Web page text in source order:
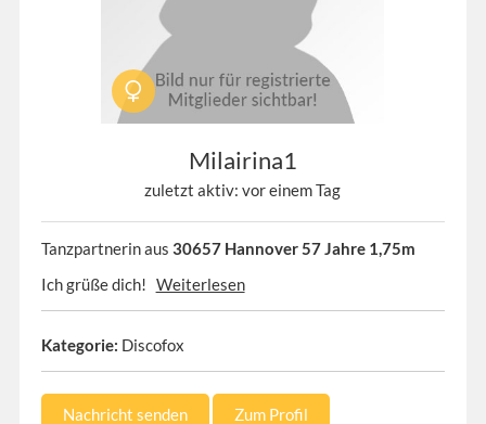
Milairina1
zuletzt aktiv: vor einem Tag
Tanzpartnerin aus 30657 Hannover 57 Jahre 1,75m
Ich grüße dich! Weiterlesen
Kategorie: Discofox
Nachricht senden Zum Profil